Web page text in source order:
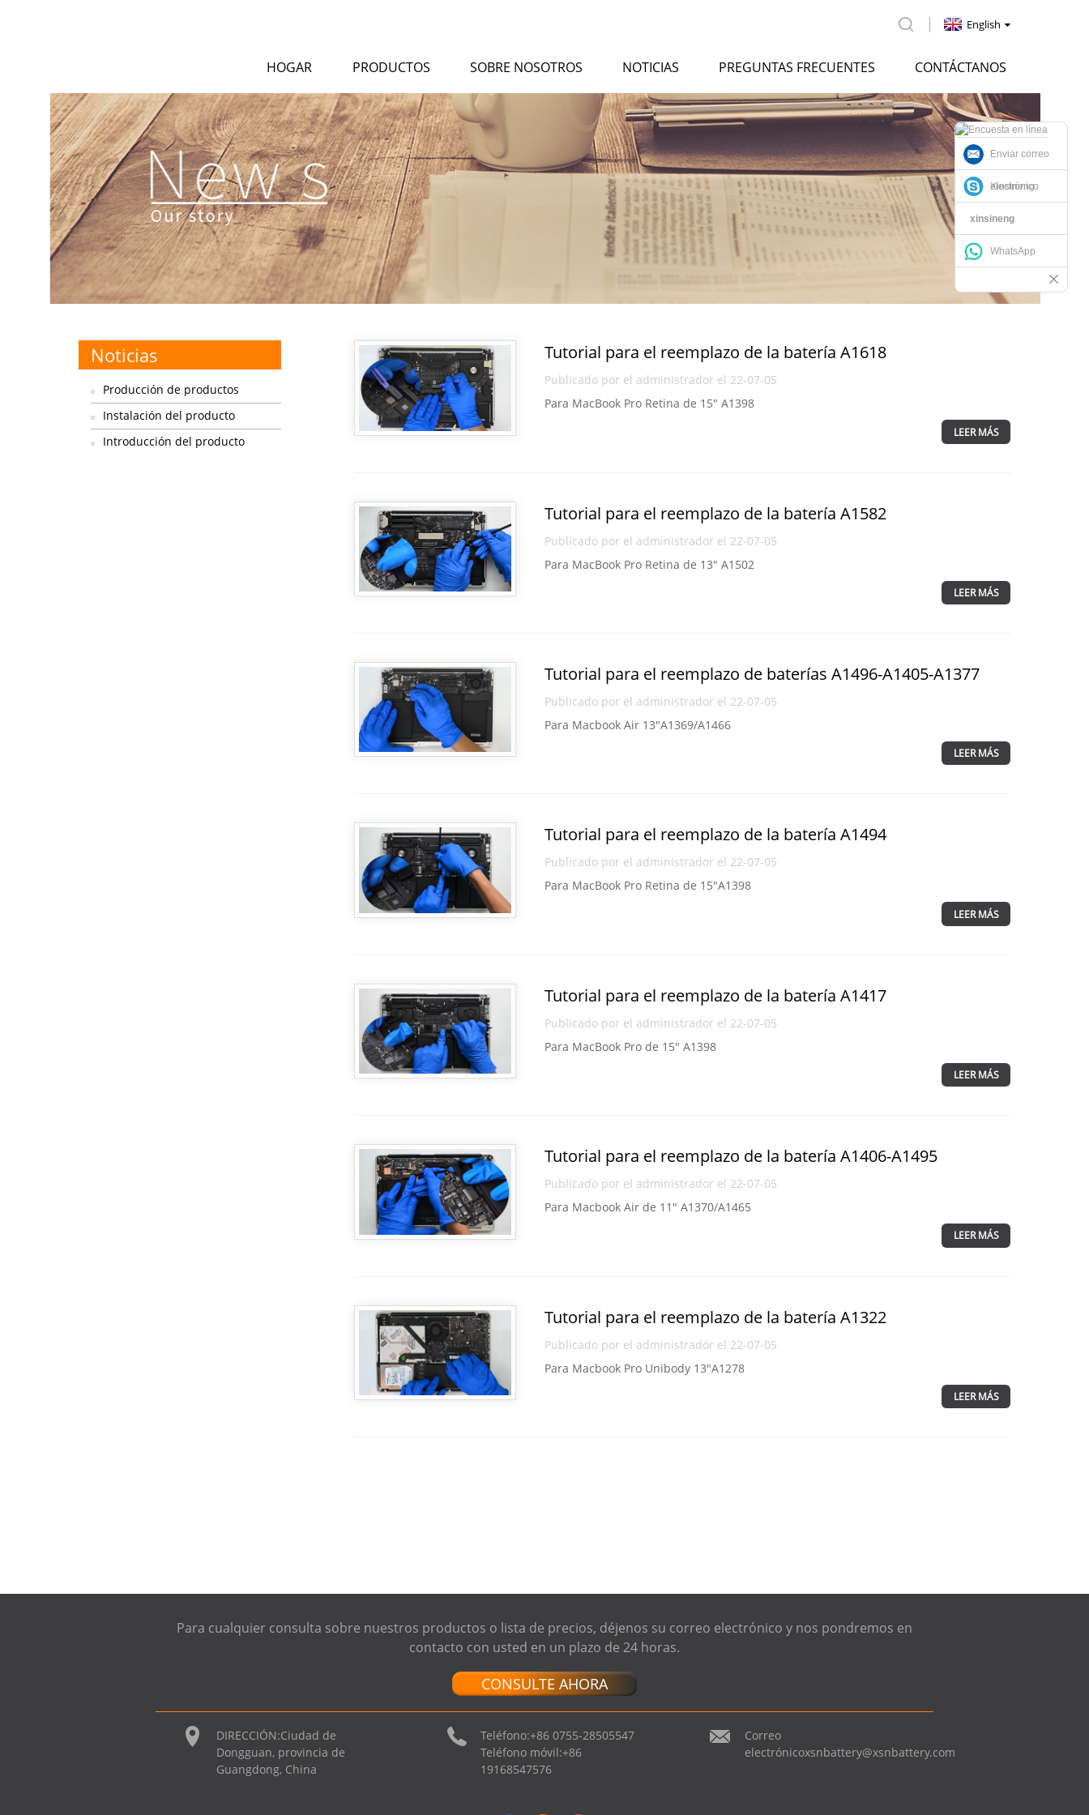
HOGAR PRODUCTOS SOBRE NOSOTROS NOTICIAS PREGUNTAS FRECUENTES CONTÁCTANOS
English
Noticias
Producción de productos
Instalación del producto
Introducción del producto
Tutorial para el reemplazo de la batería A1618
Publicado por el administrador el 22-07-05
Para MacBook Pro Retina de 15″ A1398
LEER MÁS
Tutorial para el reemplazo de la batería A1582
Publicado por el administrador el 22-07-05
Para MacBook Pro Retina de 13″ A1502
LEER MÁS
Tutorial para el reemplazo de baterías A1496-A1405-A1377
Publicado por el administrador el 22-07-05
Para Macbook Air 13″A1369/A1466
LEER MÁS
Tutorial para el reemplazo de la batería A1494
Publicado por el administrador el 22-07-05
Para MacBook Pro Retina de 15″A1398
LEER MÁS
Tutorial para el reemplazo de la batería A1417
Publicado por el administrador el 22-07-05
Para MacBook Pro de 15″ A1398
LEER MÁS
Tutorial para el reemplazo de la batería A1406-A1495
Publicado por el administrador el 22-07-05
Para Macbook Air de 11″ A1370/A1465
LEER MÁS
Tutorial para el reemplazo de la batería A1322
Publicado por el administrador el 22-07-05
Para Macbook Pro Unibody 13″A1278
LEER MÁS
Para cualquier consulta sobre nuestros productos o lista de precios, déjenos su correo electrónico y nos pondremos en
contacto con usted en un plazo de 24 horas.
CONSULTE AHORA
DIRECCIÓN:Ciudad de
Dongguan, provincia de
Guangdong, China
Teléfono:+86 0755-28505547
Teléfono móvil:+86
19168547576
Correo
electrónicoxsnbattery@xsnbattery.com
Enviar correo
electrónico
Xinsineng
xinsineng
WhatsApp